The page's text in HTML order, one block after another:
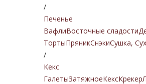
/
Печенье
ВафлиВосточные сладости
ТортыПряникСнэкиСушка,
/
Кекс
ГалетыЗатяжноеКексКрекер